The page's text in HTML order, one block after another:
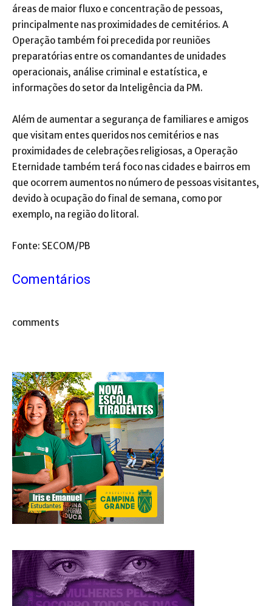
áreas de maior fluxo e concentração de pessoas,
principalmente nas proximidades de cemitérios. A
Operação também foi precedida por reuniões
preparatórias entre os comandantes de unidades
operacionais, análise criminal e estatística, e
informações do setor da Inteligência da PM.
Além de aumentar a segurança de familiares e amigos
que visitam entes queridos nos cemitérios e nas
proximidades de celebrações religiosas, a Operação
Eternidade também terá foco nas cidades e bairros em
que ocorrem aumentos no número de pessoas visitantes,
devido à ocupação do final de semana, como por
exemplo, na região do litoral.
Fonte: SECOM/PB
Comentários
comments